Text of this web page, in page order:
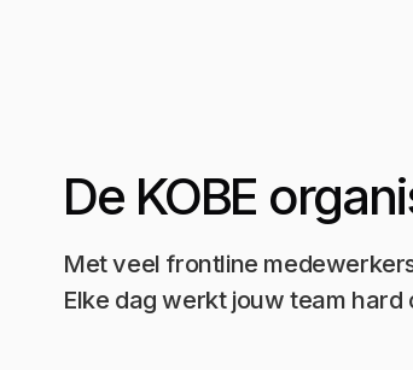
De KOBE
Met veel frontline
Elke dag werkt jouw team hard